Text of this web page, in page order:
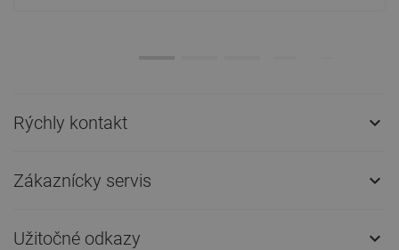
Rýchly kontakt 
Zákaznícky servis 
Užitočné odkazy 